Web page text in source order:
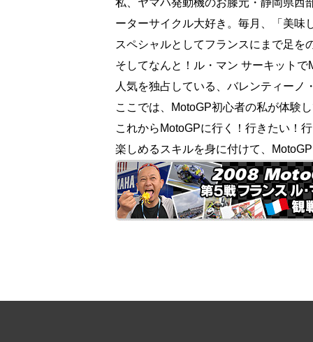
私、ヤマハ発動機のお膝元・静岡県西
ーターサイクル大好き。毎月、「美味
スペシャルとしてフランスにまで足を
そしてなんと！ル・マン サーキット
人気を独占している、バレンティーノ
ここでは、MotoGP初心者の私が体験
これからMotoGPに行く！行きたい！
楽しめるスキルを身に付けて、